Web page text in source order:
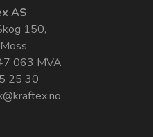
AS
150,
063 MVA
25 30